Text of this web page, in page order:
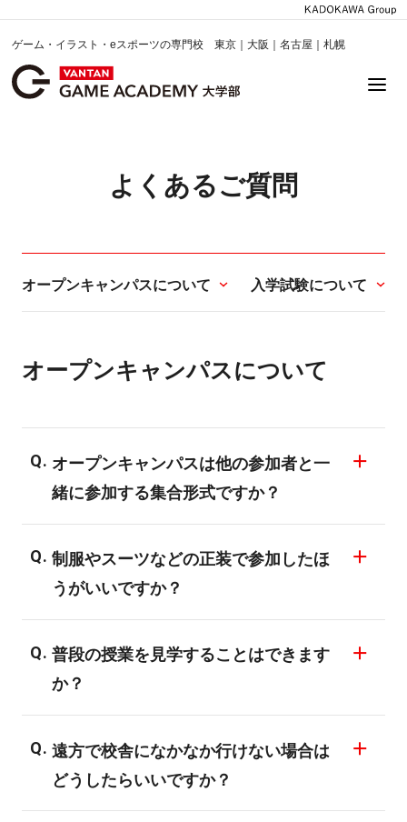
ゲーム・イラスト・eスポーツの専門校 東京｜大阪｜名古屋｜札幌
よくあるご質問
オープンキャンパスについて 入学試験について
オープンキャンパスについて
オープンキャンパスは他の参加者と一
緒に参加する集合形式ですか？
対1で行なっています。「少人数制で一人ひ
とり丁寧にサポートする」という教育方針
にあるとおり、専門スタッフが一人ひとり
のご希望やご状況にあわせた説明、相談を
実施しています。もちろん、親御様やご友
人同伴での参加も歓迎しています。
制服やスーツなどの正装で参加したほ
うがいいですか？
特にかしこまった格好をしていただかなく
ても構いません。個別での説明会や教室見
学など1.5～2時間くらいかかりますので、
楽な格好でお越しください。
普段の授業を見学することはできます
か？
月曜日から土曜日の間であれば授業見学は
可能です。ただし、ご興味ある分野の授業
が実施されていない可能性もございますの
遠方で校舎になかなか行けない場合は
どうしたらいいですか？